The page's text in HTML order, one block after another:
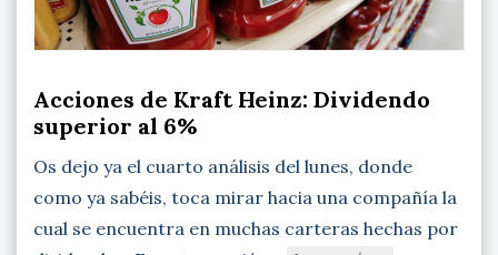
Acciones de Kraft Heinz: Dividendo
superior al 6%
Os dejo ya el cuarto análisis del lunes, donde
como ya sabéis, toca mirar hacia una compañía la
cual se encuentra en muchas carteras hechas por